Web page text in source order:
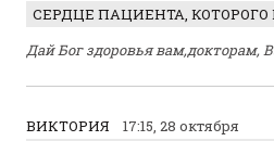
Дай Бог здоровья вам,докторам,
ВИКТОРИЯ
17:15, 28 октября